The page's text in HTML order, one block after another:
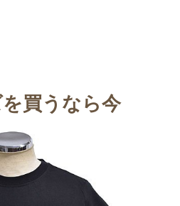
買うなら今